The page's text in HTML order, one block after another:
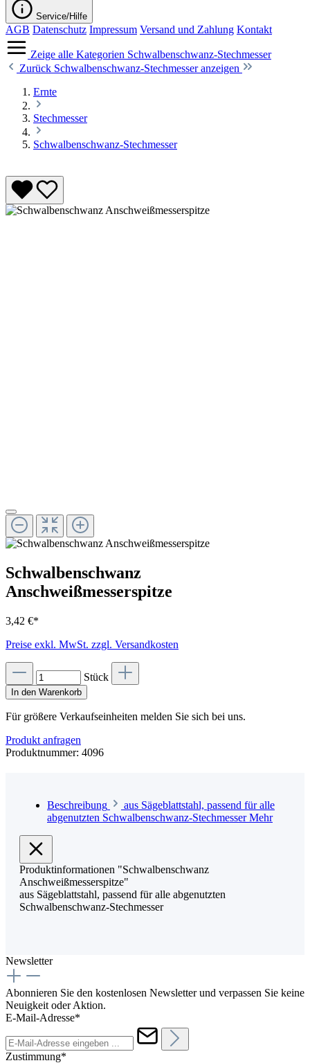
Service/Hilfe
AGB Datenschutz Impressum Versand und Zahlung Kontakt
Zeige alle Kategorien Schwalbenschwanz-Stechmesser
Zurück Schwalbenschwanz-Stechmesser anzeigen
Ernte
Stechmesser
Schwalbenschwanz-Stechmesser
Schwalbenschwanz
Anschweißmesserspitze
3,42 €*
Preise exkl. MwSt. zzgl. Versandkosten
Stück
In den Warenkorb
Für größere Verkaufseinheiten melden Sie sich bei uns.
Produkt anfragen
Produktnummer: 4096
Beschreibung
aus Sägeblattstahl, passend für alle
abgenutzten Schwalbenschwanz-StechmesserMehr
Produktinformationen "Schwalbenschwanz
Anschweißmesserspitze"
aus Sägeblattstahl, passend für alle abgenutzten
Schwalbenschwanz-Stechmesser
Newsletter
Abonnieren Sie den kostenlosen Newsletter und verpassen Sie keine
Neuigkeit oder Aktion.
E-Mail-Adresse*
Zustimmung*